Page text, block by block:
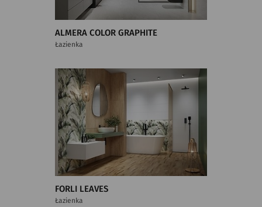
ALMERA COLOR GRAPHITE
Łazienka
FORLI LEAVES
Łazienka